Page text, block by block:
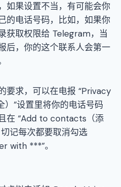
如果设置不当，有可能会你
的电话号码，比如，如果你
获取权限给 Telegram，当
后，你的这个联系人会第一
要求，可以在电报 “Privacy
”设置里将你的电话号码
在 “Add to contacts（添
记每次都要取消勾选
with ***”。